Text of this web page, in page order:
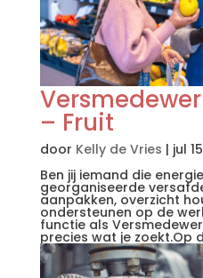
– Fruit
door Kelly de Vries | jul
Ben jij iemand die
georganiseerde
aanpakken, overzicht
ondersteunen op de
functie als
precies wat je zoekt.Op